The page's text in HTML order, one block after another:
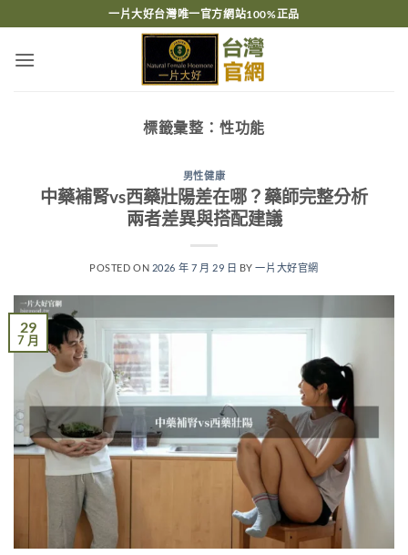
轉
一片大好台灣唯一官方網站100%正品
標籤彙整： 性功能
男性健康
中藥補腎vs西藥壯陽差在哪？藥師完整分析
兩者差異與搭配建議
POSTED ON 2026 年 7 月 29 日 BY一片大好官網
29
7 月